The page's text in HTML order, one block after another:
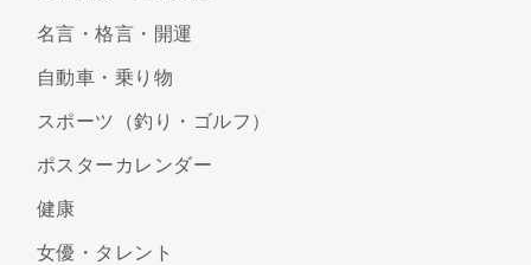
名言・格言・開運
自動車・乗り物
スポーツ（釣り・ゴルフ）
ポスターカレンダー
健康
女優・タレント